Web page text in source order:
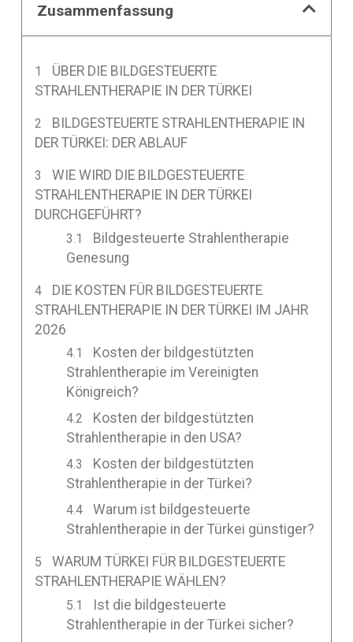
Zusammenfassung
ÜBER DIE BILDGESTEUERTE
STRAHLENTHERAPIE IN DER TÜRKEI
BILDGESTEUERTE STRAHLENTHERAPIE IN
DER TÜRKEI: DER ABLAUF
WIE WIRD DIE BILDGESTEUERTE
STRAHLENTHERAPIE IN DER TÜRKEI
DURCHGEFÜHRT?
Bildgesteuerte Strahlentherapie
Genesung
DIE KOSTEN FÜR BILDGESTEUERTE
STRAHLENTHERAPIE IN DER TÜRKEI IM JAHR
2026
Kosten der bildgestützten
Strahlentherapie im Vereinigten
Königreich?
Kosten der bildgestützten
Strahlentherapie in den USA?
Kosten der bildgestützten
Strahlentherapie in der Türkei?
Warum ist bildgesteuerte
Strahlentherapie in der Türkei günstiger?
WARUM TÜRKEI FÜR BILDGESTEUERTE
STRAHLENTHERAPIE WÄHLEN?
Ist die bildgesteuerte
Strahlentherapie in der Türkei sicher?